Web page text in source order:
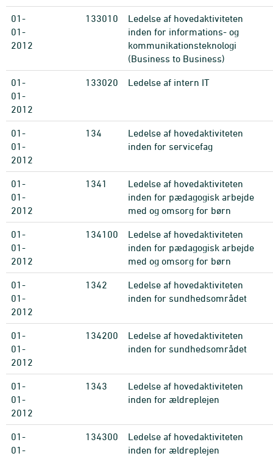
01-
01-
2012
133010
Ledelse af hovedaktiviteten
inden for informations- og
kommunikationsteknologi
(Business to Business)
01-
01-
2012
133020 Ledelse af intern IT
01-
01-
2012
134
Ledelse af hovedaktiviteten
inden for servicefag
01-
01-
2012
1341
Ledelse af hovedaktiviteten
inden for pædagogisk arbejde
med og omsorg for børn
01-
01-
2012
134100
Ledelse af hovedaktiviteten
inden for pædagogisk arbejde
med og omsorg for børn
01-
01-
2012
1342
Ledelse af hovedaktiviteten
inden for sundhedsområdet
01-
01-
2012
134200
Ledelse af hovedaktiviteten
inden for sundhedsområdet
01-
01-
2012
1343
Ledelse af hovedaktiviteten
inden for ældreplejen
01-
01-
134300
Ledelse af hovedaktiviteten
inden for ældreplejen